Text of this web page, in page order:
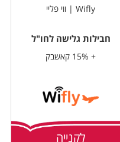
Wifly | ווי פליי
חבילות גלישה לחו"ל
+ 15% קאשבק
לקנייה